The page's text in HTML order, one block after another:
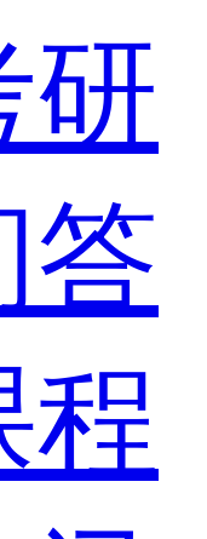
研
答
程